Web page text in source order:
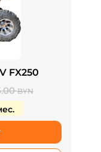
FX250
BYN